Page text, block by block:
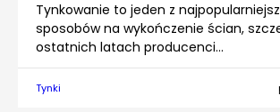
Tynkowanie to jeden z
sposobów na wykończenie ścian,
ostatnich latach producenci...
Tynki